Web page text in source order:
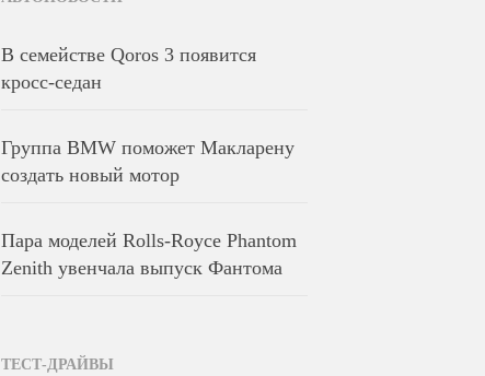
В семействе Qoros 3 появится
кросс-седан
Группа BMW поможет Макларену
создать новый мотор
Пара моделей Rolls-Royce Phantom
Zenith увенчала выпуск Фантома
ТЕСТ-ДРАЙВЫ